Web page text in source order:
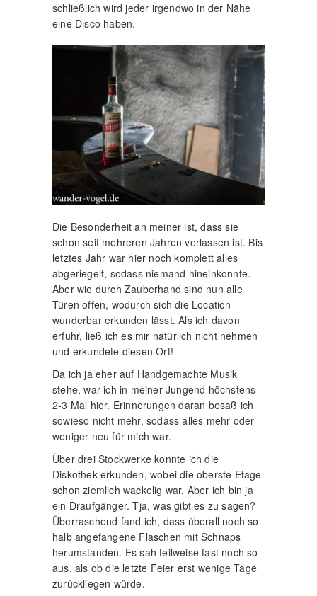
schließlich wird jeder irgendwo in der Nähe
eine Disco haben.
Die Besonderheit an meiner ist, dass sie
schon seit mehreren Jahren verlassen ist. Bis
letztes Jahr war hier noch komplett alles
abgeriegelt, sodass niemand hineinkonnte.
Aber wie durch Zauberhand sind nun alle
Türen offen, wodurch sich die Location
wunderbar erkunden lässt. Als ich davon
erfuhr, ließ ich es mir natürlich nicht nehmen
und erkundete diesen Ort!
Da ich ja eher auf Handgemachte Musik
stehe, war ich in meiner Jungend höchstens
2-3 Mal hier. Erinnerungen daran besaß ich
sowieso nicht mehr, sodass alles mehr oder
weniger neu für mich war.
Über drei Stockwerke konnte ich die
Diskothek erkunden, wobei die oberste Etage
schon ziemlich wackelig war. Aber ich bin ja
ein Draufgänger. Tja, was gibt es zu sagen?
Überraschend fand ich, dass überall noch so
halb angefangene Flaschen mit Schnaps
herumstanden. Es sah teilweise fast noch so
aus, als ob die letzte Feier erst wenige Tage
zurückliegen würde.